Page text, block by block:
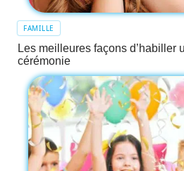
FAMILLE
Les meilleures façons d’habiller
cérémonie